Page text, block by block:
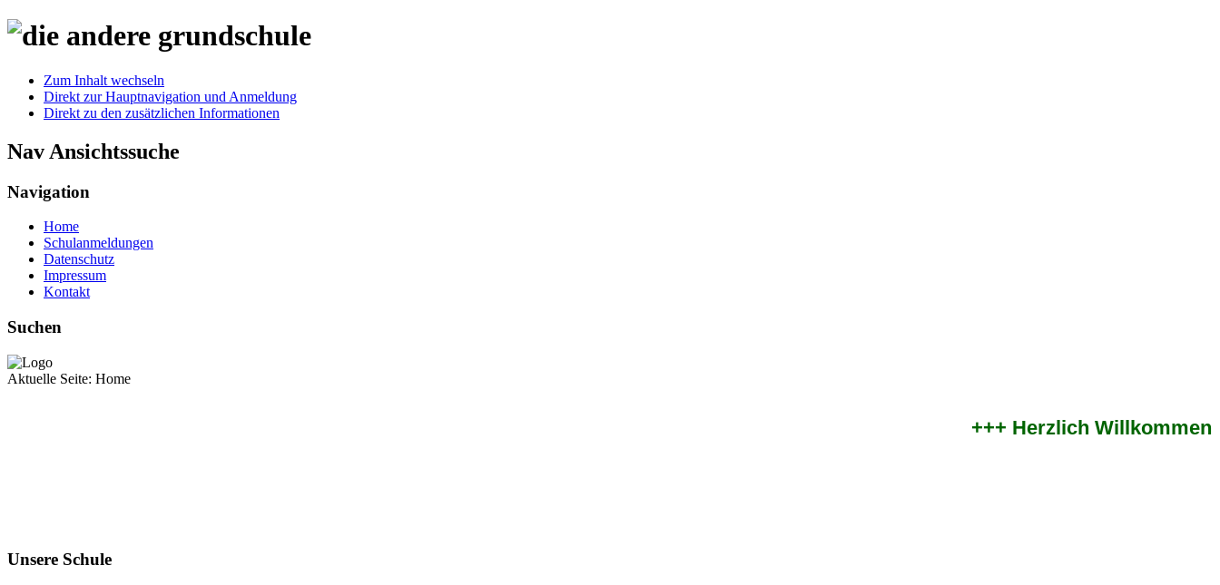
Zum Inhalt wechseln
Direkt zur Hauptnavigation und Anmeldung
Direkt zu den zusätzlichen Informationen
Nav Ansichtssuche
Navigation
Home
Schulanmeldungen
Datenschutz
Impressum
Kontakt
Suchen
Aktuelle Seite: Home
+++ Herzlich Willkommen
Unsere Schule